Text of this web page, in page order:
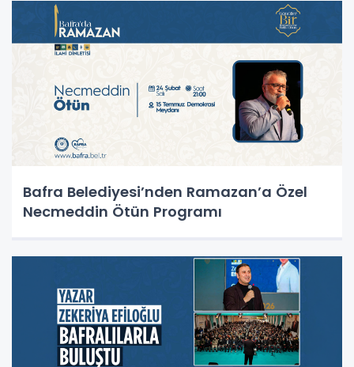
Bafra Belediyesi’nden Ramazan’a Özel
Necmeddin Ötün Programı